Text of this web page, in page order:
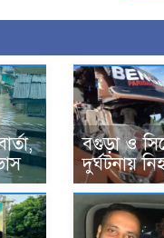
বগুড়া ও
দুর্ঘটনায়